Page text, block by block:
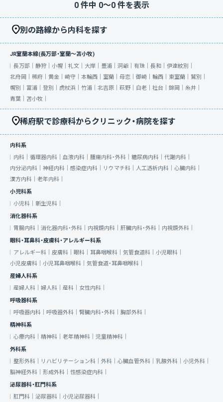
0件中 0〜0件を表示
別の路線から内科を探す
JR室蘭本線(長万部・室蘭～苫小牧)
長万部｜ 静狩｜ 小幌｜ 礼文｜ 大岸｜ 豊浦｜ 洞爺｜ 有珠｜ 長和｜ 伊達紋別｜
北舟岡｜ 稀府｜ 黄金｜ 崎守｜ 本輪西｜ 室蘭｜ 母恋｜ 御崎｜ 輪西｜ 東室蘭｜ 鷲別｜
幌別｜ 富浦｜ 登別｜ 虎杖浜｜ 竹浦｜ 北吉原｜ 萩野｜ 白老｜ 社台｜ 錦岡｜ 糸井｜
青葉｜ 苫小牧｜
稀府駅で診療科からクリニック・病院を探す
内科系
内科｜ 循環器内科｜ 血液内科｜ 腫瘍内科・外科｜ 糖尿病内科｜ 代謝内科｜
内分泌内科｜ 神経内科｜ 感染症内科｜ リウマチ科｜ 人工透析内科｜ 心臓内科｜
漢方内科｜ 老年内科｜
小児科系
小児科｜ 新生児科｜
消化器科系
胃腸内科｜ 消化器内科・外科｜ 内視鏡内科｜ 肝臓内科・外科｜ 内視鏡外科｜
眼科・耳鼻科・皮膚科・アレルギー科系
アレルギー科｜ 皮膚科｜ 眼科｜ 耳鼻咽喉科｜ 気管食道科｜ 小児眼科｜
小児皮膚科｜ 小児耳鼻咽喉科｜ 気管食道・耳鼻咽喉科｜
産婦人科系
産婦人科｜ 婦人科｜ 産科｜ 女性内科｜
呼吸器科系
呼吸器内科｜ 呼吸器外科｜ 腎臓内科・外科｜ 胸部外科｜
精神科系
心療内科｜ 精神科｜ 老年精神科｜ 児童精神科｜
外科系
整形外科｜
リハビリテーション科｜ 外科｜ 心臓血管外科｜ 乳腺外科｜ 小児外科｜
脳神経外科｜ 形成外科｜ 性感染症内科｜
泌尿器科・肛門科系
肛門科｜ 泌尿器科｜ 小児泌尿器科｜